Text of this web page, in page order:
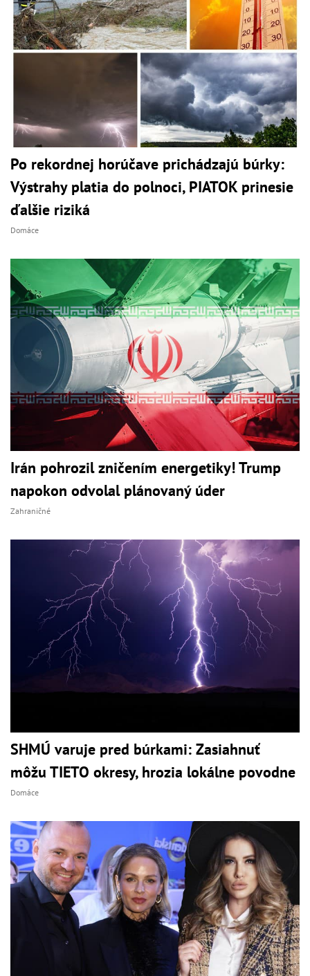
Po rekordnej horúčave prichádzajú búrky:
Výstrahy platia do polnoci, PIATOK prinesie
ďalšie riziká
Domáce
Irán pohrozil zničením energetiky! Trump
napokon odvolal plánovaný úder
Zahraničné
SHMÚ varuje pred búrkami: Zasiahnuť
môžu TIETO okresy, hrozia lokálne povodne
Domáce